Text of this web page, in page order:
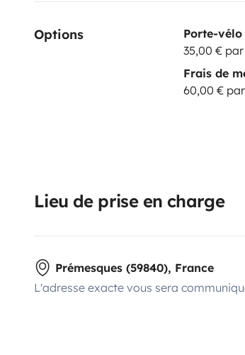
Options
Porte-vélo
35,00 €
Frais de
60,00 €
Lieu de prise en charge
Prémesques (59840), France
L'adresse exacte vous sera